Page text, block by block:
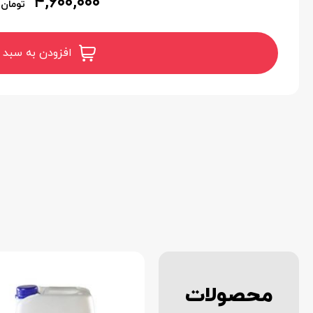
تومان
افزودن به
محصولات